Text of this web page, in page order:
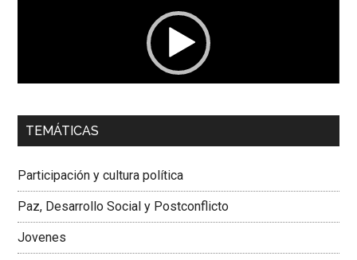
00:00 01:04
Dra. Carolina Corcho Mejía,Presidenta Corporación
Colombiana
TEMÁTICAS
Participación y cultura política
Paz, Desarrollo Social y Postconflicto
Jovenes